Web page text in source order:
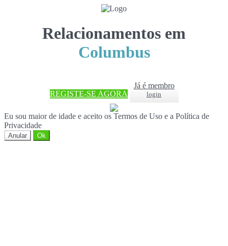
Relacionamentos em
Columbus
REGISTE-SE AGORA
Já é membro
login
Eu sou maior de idade e aceito os Termos de Uso e a Política de
Privacidade
Anular Ok